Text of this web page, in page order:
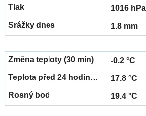
1016 hPa
1.8 mm
-0.2 °C
17.8 °C
19.4 °C